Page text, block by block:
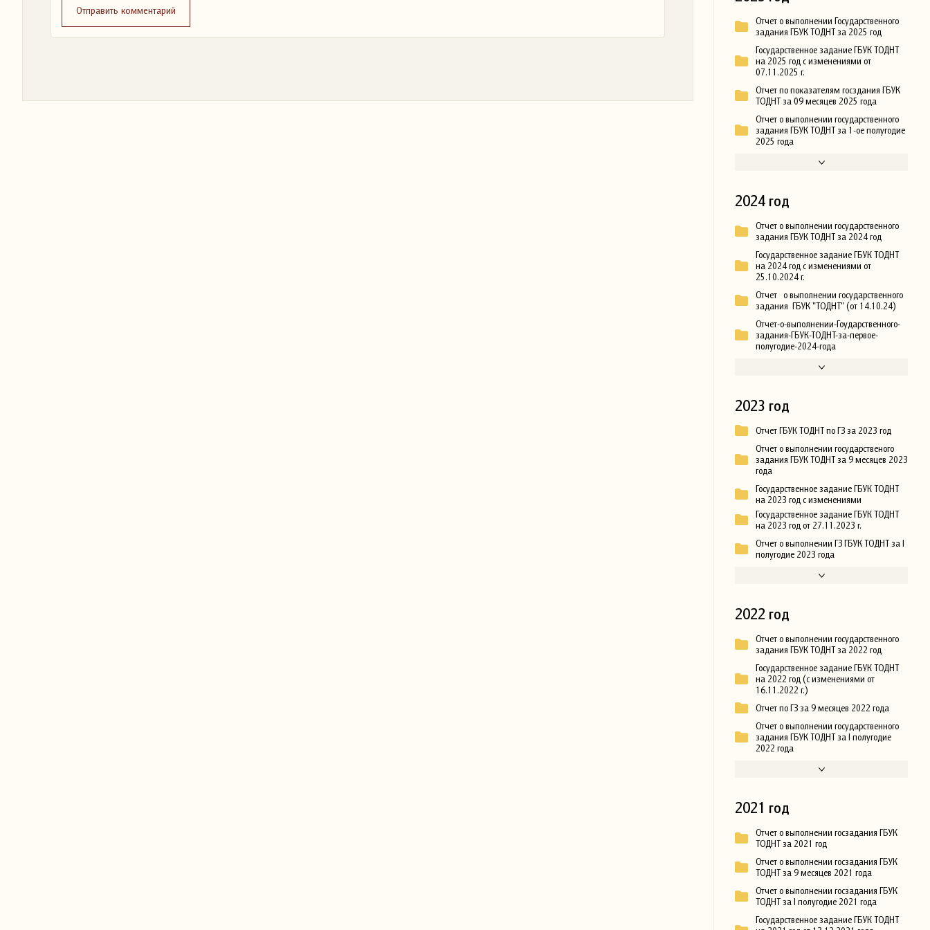
Отправить комментарий
Отчет о выполнении Государственного
задания ГБУК ТОДНТ за 2025 год
Государственное задание ГБУК ТОДНТ
на 2025 год с изменениями от
07.11.2025 г.
Отчет по показателям госздания ГБУК
ТОДНТ за 09 месяцев 2025 года
Отчет о выполнении государственного
задания ГБУК ТОДНТ за 1-ое полугодие
2025 года
2024 год
Отчет о выполнении государственного
задания ГБУК ТОДНТ за 2024 год
Государственное задание ГБУК ТОДНТ
на 2024 год с изменениями от
25.10.2024 г.
Отчет о выполнении государственного
задания ГБУК "ТОДНТ" (от 14.10.24)
Отчет-о-выполнении-Гоударственного-
задания-ГБУК-ТОДНТ-за-первое-
полугодие-2024-года
2023 год
Отчет ГБУК ТОДНТ по ГЗ за 2023 год
Отчет о выполнении государственого
задания ГБУК ТОДНТ за 9 месяцев 2023
года
Государственное задание ГБУК ТОДНТ
на 2023 год с изменениями
Государственное задание ГБУК ТОДНТ
на 2023 год от 27.11.2023 г.
Отчет о выполнении ГЗ ГБУК ТОДНТ за I
полугодие 2023 года
2022 год
Отчет о выполнении государственного
задания ГБУК ТОДНТ за 2022 год
Государственное задание ГБУК ТОДНТ
на 2022 год (с изменениями от
16.11.2022 г.)
Отчет по ГЗ за 9 месяцев 2022 года
Отчет о выполнении государственного
задания ГБУК ТОДНТ за I полугодие
2022 года
2021 год
Отчет о выполнении госзадания ГБУК
ТОДНТ за 2021 год
Отчет о выполнении госзадания ГБУК
ТОДНТ за 9 месяцев 2021 года
Отчет о выполнении госзадания ГБУК
ТОДНТ за I полугодие 2021 года
Государственное задание ГБУК ТОДНТ